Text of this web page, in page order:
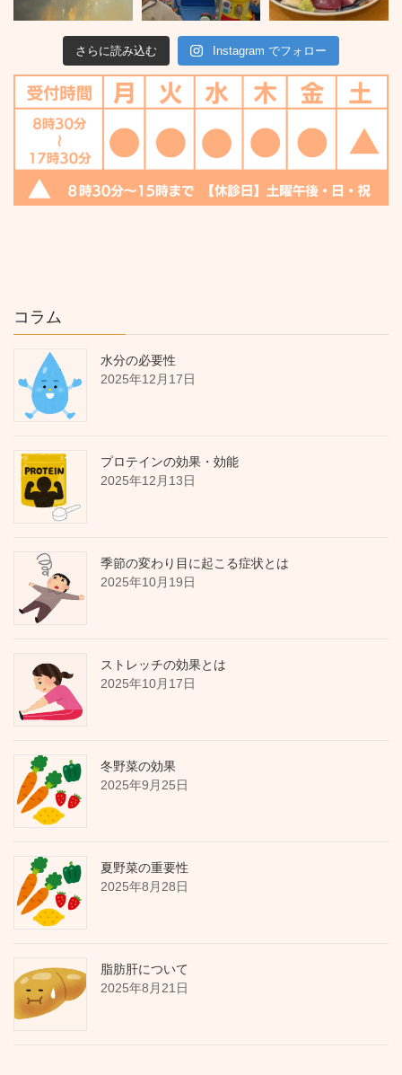
さらに読み込む Instagram でフォロー
コラム
水分の必要性
2025年12月17日
プロテインの効果・効能
2025年12月13日
季節の変わり目に起こる症状とは
2025年10月19日
ストレッチの効果とは
2025年10月17日
冬野菜の効果
2025年9月25日
夏野菜の重要性
2025年8月28日
脂肪肝について
2025年8月21日